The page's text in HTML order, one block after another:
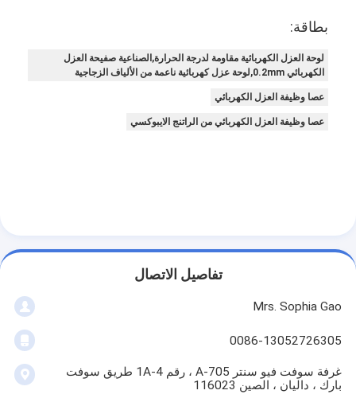
لوح العزل الكهربائيبطاقة:
لوحة العزل الكهربائية مقاومة لدرجة الحرارة,الصناعية صفيحة العزل
الكهربائي 0.2mm,لوحة عزل كهربائية ناعمة من الألياف الزجاجية
عصا وظيفة العزل الكهربائي
عصا وظيفة العزل الكهربائي من الراتنج الايبوكسي
تفاصيل الاتصال
Mrs. Sophia Gao
0086-13052726305
غرفة سوفت فيو سنتر A-705 ، رقم 1A-4 طريق سوفت
بارك ، داليان ، الصين 116023